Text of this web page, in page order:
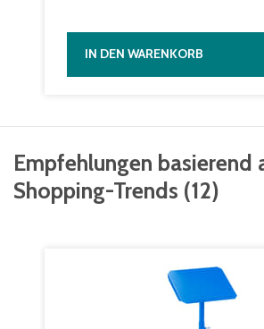
IN DEN WARENKORB
Empfehlungen basierend
Shopping-Trends (12)